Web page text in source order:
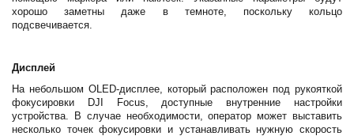
хорошо заметны даже в темноте, поскольку кольцо
подсвечивается.
Дисплей
На небольшом OLED-дисплее, который расположен под рукояткой
фокусировки DJI Focus, доступные внутренние настройки
устройства. В случае необходимости, оператор может выставить
несколько точек фокусировки и устанавливать нужную скорость